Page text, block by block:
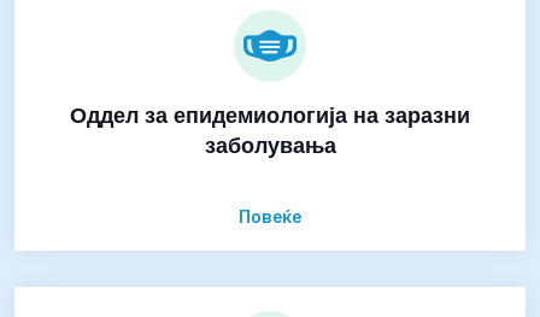
Оддел за епидемиологија на заразни
заболувања
Повеќе